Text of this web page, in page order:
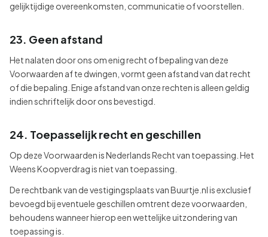
gelijktijdige overeenkomsten, communicatie of voorstellen.
23. Geen afstand
Het nalaten door ons om enig recht of bepaling van deze
Voorwaarden af te dwingen, vormt geen afstand van dat recht
of die bepaling. Enige afstand van onze rechten is alleen geldig
indien schriftelijk door ons bevestigd.
24. Toepasselijk recht en geschillen
Op deze Voorwaarden is Nederlands Recht van toepassing. Het
Weens Koopverdrag is niet van toepassing.
De rechtbank van de vestigingsplaats van Buurtje.nl is exclusief
bevoegd bij eventuele geschillen omtrent deze voorwaarden,
behoudens wanneer hierop een wettelijke uitzondering van
toepassing is.